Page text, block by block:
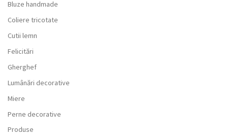
Bluze handmade
Coliere tricotate
Cutii lemn
Felicitări
Gherghef
Lumânări decorative
Miere
Perne decorative
Produse